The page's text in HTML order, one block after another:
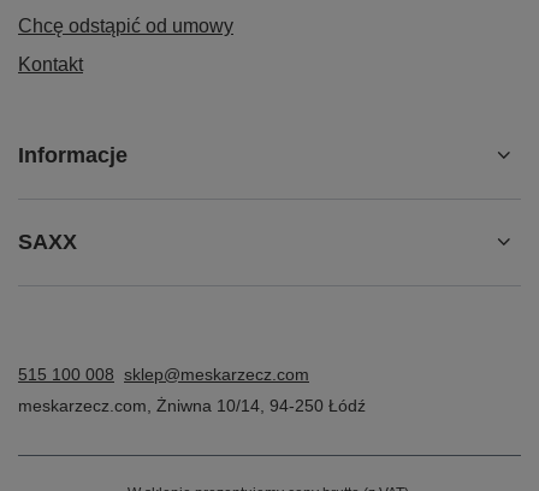
Chcę odstąpić od umowy
Kontakt
Informacje
SAXX
515 100 008 sklep@meskarzecz.com
meskarzecz.com
Żniwna 10/14 94-250 Łódź